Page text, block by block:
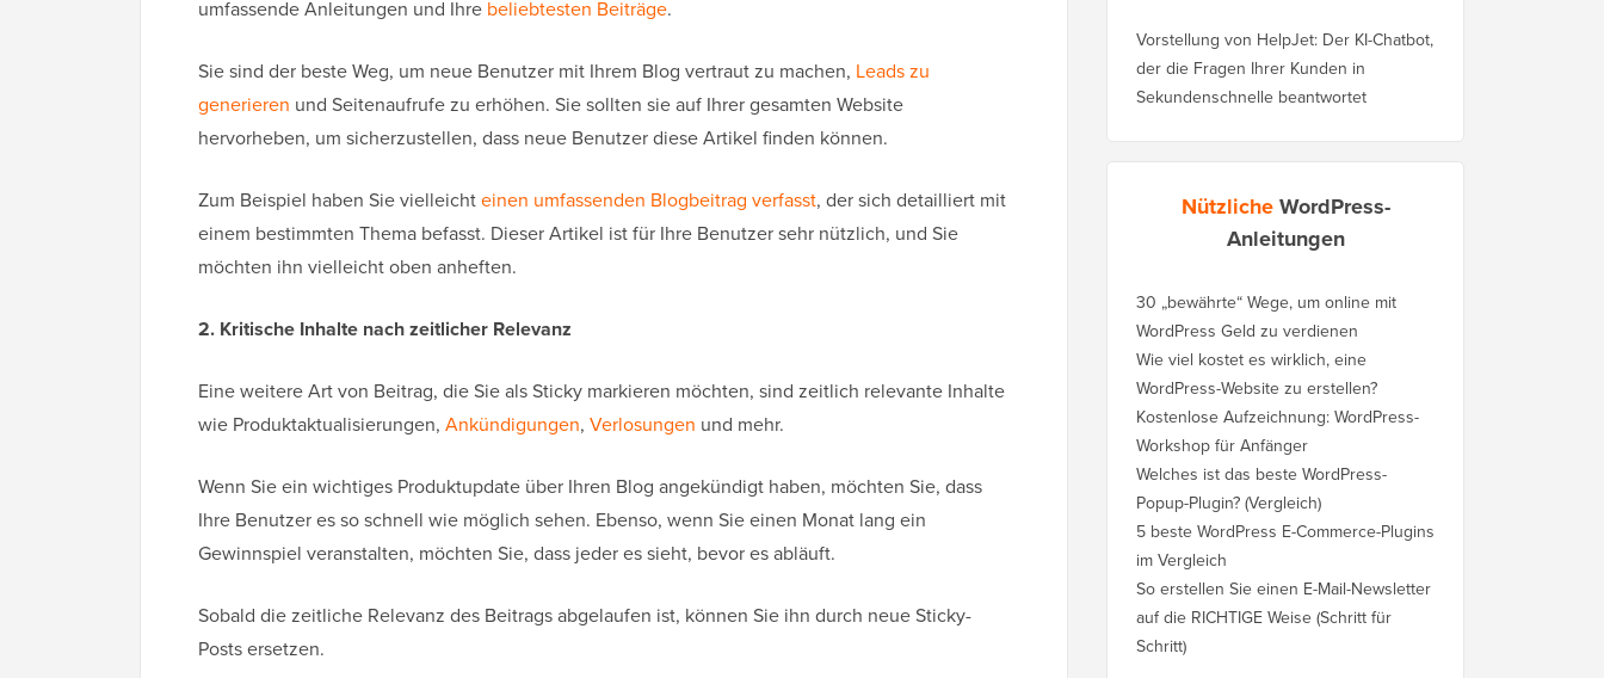
umfassende Anleitungen und Ihre beliebtesten Beiträge.
Sie sind der beste Weg, um neue Benutzer mit Ihrem Blog vertraut zu machen, Leads zu
generieren und Seitenaufrufe zu erhöhen. Sie sollten sie auf Ihrer gesamten Website
hervorheben, um sicherzustellen, dass neue Benutzer diese Artikel finden können.
Zum Beispiel haben Sie vielleichteinen umfassenden Blogbeitrag verfasst, der sich detailliert mit
einem bestimmten Thema befasst. Dieser Artikel ist für Ihre Benutzer sehr nützlich, und Sie
möchten ihn vielleicht oben anheften.
2. Kritische Inhalte nach zeitlicher Relevanz
Eine weitere Art von Beitrag, die Sie als Sticky markieren möchten, sind zeitlich relevante Inhalte
wie Produktaktualisierungen, Ankündigungen, Verlosungen und mehr.
Wenn Sie ein wichtiges Produktupdate über Ihren Blog angekündigt haben, möchten Sie, dass
Ihre Benutzer es so schnell wie möglich sehen. Ebenso, wenn Sie einen Monat lang ein
Gewinnspiel veranstalten, möchten Sie, dass jeder es sieht, bevor es abläuft.
Sobald die zeitliche Relevanz des Beitrags abgelaufen ist, können Sie ihn durch neue Sticky-
Posts ersetzen.
Vorstellung von HelpJet: Der KI-Chatbot,
der die Fragen Ihrer Kunden in
Sekundenschnelle beantwortet
NützlicheWordPress-
Anleitungen
30 „bewährte“ Wege, um online mit
WordPress Geld zu verdienen
Wie viel kostet es wirklich, eine
WordPress-Website zu erstellen?
Kostenlose Aufzeichnung: WordPress-
Workshop für Anfänger
Welches ist das beste WordPress-
Popup-Plugin? (Vergleich)
5 beste WordPress E-Commerce-Plugins
im Vergleich
So erstellen Sie einen E-Mail-Newsletter
auf die RICHTIGE Weise (Schritt für
Schritt)